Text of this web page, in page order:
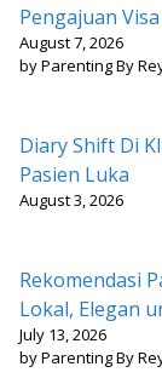
Pengajuan
August 7, 2026
by Parenting By
Diary Shift Di
Pasien Luka
August 3, 2026
Rekomendasi
Lokal, Elegan
July 13, 2026
by Parenting By